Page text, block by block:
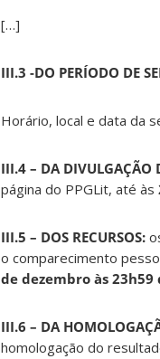
[…]
III.3 -DO PERÍODO DE
Horário, local e data da
III.4 – DA DIVULGAÇÃO
página do PPGLit, até às
III.5 – DOS RECURSOS:
o comparecimento
de dezembro às
III.6 – DA
homologação do